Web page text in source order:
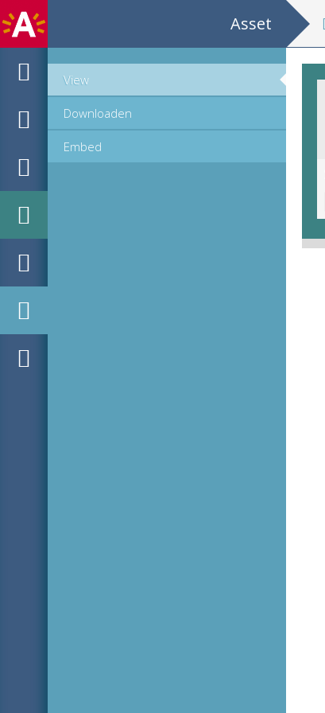
Asset
View
Downloaden
Embed